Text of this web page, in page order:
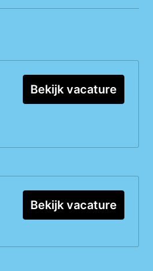
Bekijk vacature
Bekijk vacature